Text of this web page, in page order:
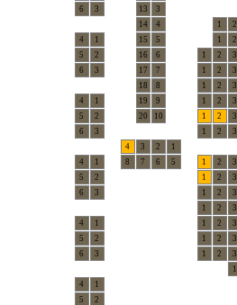
6
3 13
3
14
4 1 2
4
1 15 5 1 2
5
2 16 6 1 2 3
6
3 17 7 1 2 3
18
8 1 2 3
4
1 19 9 1 2 3
5
2 20 10 1 2 3
6
3 1 2 3
4
3 2
1
4
1 8 7 6 5 1 2 3
5
2 1 2 3
6
3 1 2 3
1
2 3
4
1 1 2 3
5
2 1 2 3
6
3 1 2 3
1
4
1
5
2